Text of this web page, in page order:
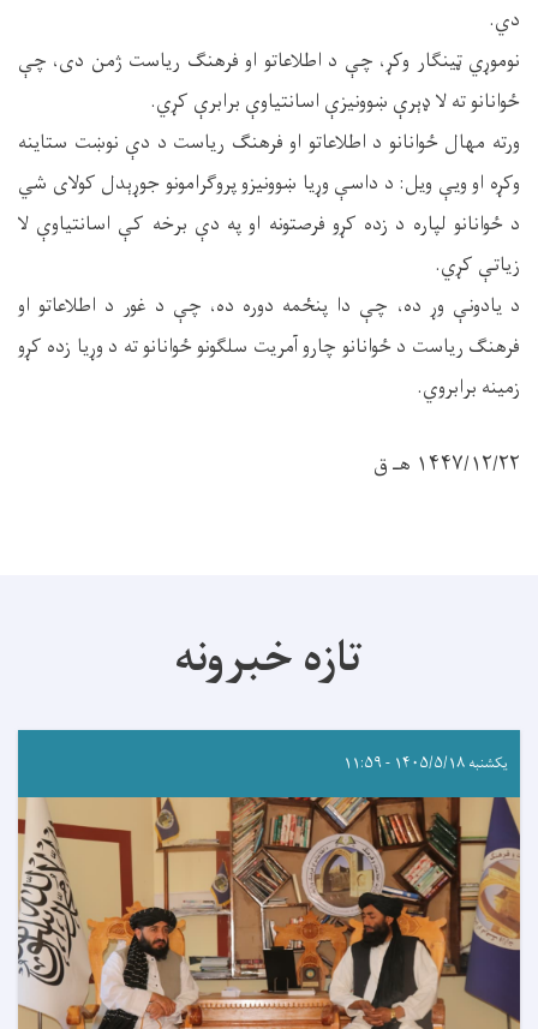
دي.
نوموړي ټینګار وکړ، چې د اطلاعاتو او فرهنګ ریاست ژمن دی، چې
ځوانانو ته لا ډېرې ښوونیزې اسانتیاوې برابرې کړي.
ورته مهال ځوانانو د اطلاعاتو او فرهنګ ریاست د دې نوښت ستاینه
وکړه او ویې ویل: د داسې وړیا ښوونیزو پروګرامونو جوړېدل کولای شي
د ځوانانو لپاره د زده کړو فرصتونه او په دې برخه کې اسانتیاوې لا
زیاتې کړي.
د یادونې وړ ده، چې دا پنځمه دوره ده، چې د غور د اطلاعاتو او
فرهنګ ریاست د ځوانانو چارو آمریت سلګونو ځوانانو ته د وړیا زده کړو
زمینه برابروي.
۱۴۴۷/۱۲/۲۲ هـ ق
تازه خبرونه
یکشنبه ۱۴۰۵/۵/۱۸ - ۱۱:۵۹